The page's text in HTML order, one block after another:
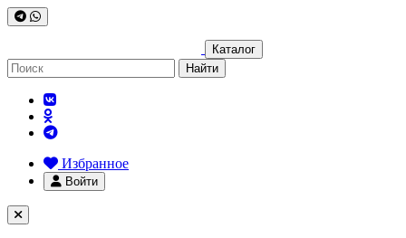
Каталог
Найти
Избранное
Войти